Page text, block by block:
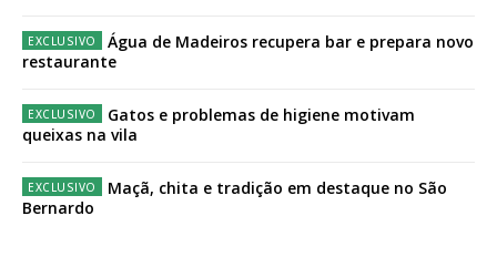
Água de Madeiros recupera bar e prepara novo
restaurante
Gatos e problemas de higiene motivam
queixas na vila
Maçã, chita e tradição em destaque no São
Bernardo